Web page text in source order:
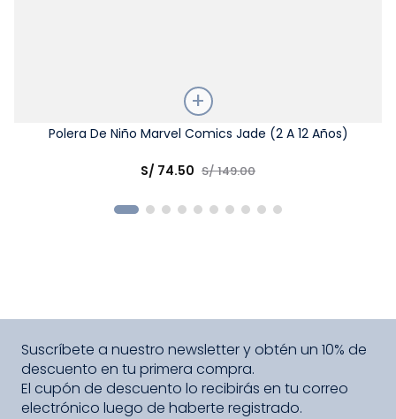
Polera De Niño Marvel Comics Jade (2 A 12 Años)
S/ 74.50 S/149.00
Suscríbete a nuestro newsletter y obtén un 10% de
descuento en tu primera compra.
El cupón de descuento lo recibirás en tu correo
electrónico luego de haberte registrado.